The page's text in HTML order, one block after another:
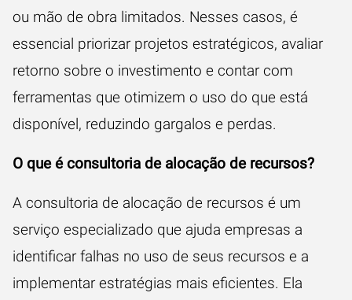
ou mão de obra limitados. Nesses casos, é
essencial priorizar projetos estratégicos, avaliar
retorno sobre o investimento e contar com
ferramentas que otimizem o uso do que está
disponível, reduzindo gargalos e perdas.
O que é consultoria de alocação de recursos?
A consultoria de alocação de recursos é um
serviço especializado que ajuda empresas a
identificar falhas no uso de seus recursos e a
implementar estratégias mais eficientes. Ela